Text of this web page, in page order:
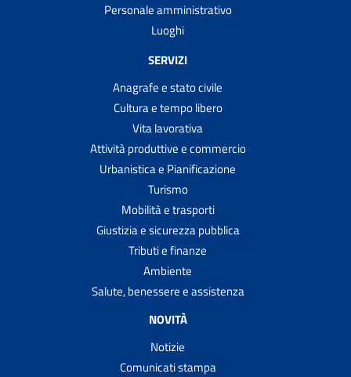
Personale amministrativo
Luoghi
SERVIZI
Anagrafe e stato civile
Cultura e tempo libero
Vita lavorativa
Attività produttive e commercio
Urbanistica e Pianificazione
Turismo
Mobilità e trasporti
Giustizia e sicurezza pubblica
Tributi e finanze
Ambiente
Salute, benessere e assistenza
NOVITÀ
Notizie
Comunicati stampa